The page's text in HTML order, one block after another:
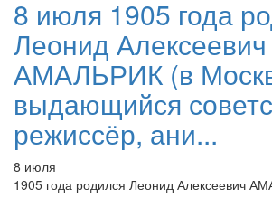
8 июля 1905 года
Леонид Алексеевич
АМАЛЬРИК (в
выдающийся
режиссёр, ани...
8 июля
1905 года родился Леонид Алексеевич